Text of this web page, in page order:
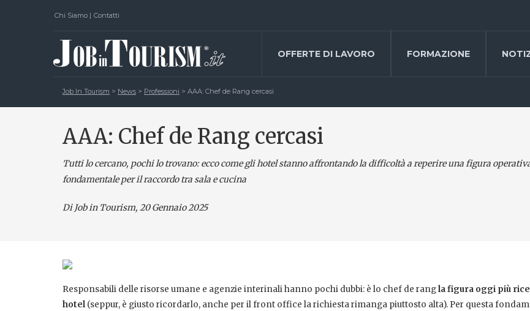
Chi Siamo | Contatti
OFFERTE DI LAVORO FORMAZIONE
Job In Tourism > News > Professioni > AAA: Chef de Rang cercasi
AAA: Chef de Rang cercasi
Tutti lo cercano, pochi lo trovano: ecco come gli hotel stanno affrontando la difficoltà a reperire una figura
fondamentale per il raccordo tra sala e cucina
Di Job in Tourism, 20 Gennaio 2025
Responsabili delle risorse umane e agenzie interinali hanno pochi dubbi: è lo chef de rangla figura oggi più
hotel (seppur, è giusto ricordarlo, anche per il front office la richiesta rimanga piuttosto alta). Per questa